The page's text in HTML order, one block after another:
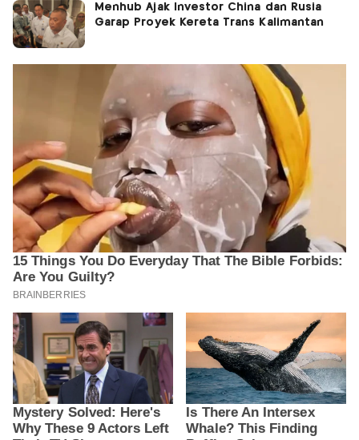
Menhub Ajak Investor China dan Rusia
Garap Proyek Kereta Trans Kalimantan